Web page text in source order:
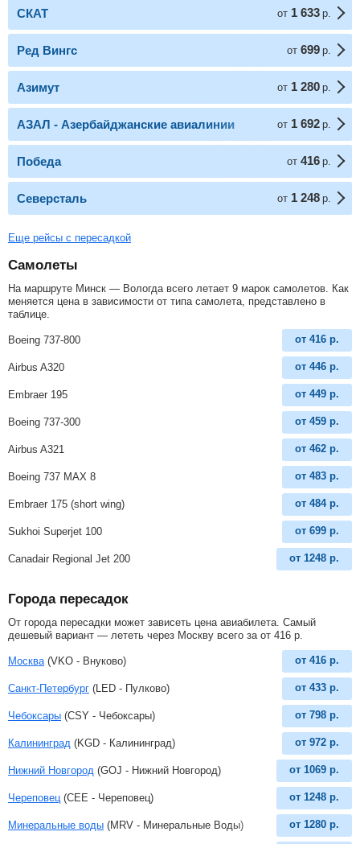
СКАТ от 1 633 р.
Ред Вингс от 699 р.
Азимут от 1 280 р.
АЗАЛ - Азербайджанские авиалинии от 1 692 р.
Победа от 416 р.
Северсталь от 1 248 р.
Еще рейсы с пересадкой
Самолеты
На маршруте Минск — Вологда всего летает 9 марок самолетов. Как
меняется цена в зависимости от типа самолета, представлено в
таблице.
Boeing 737-800 от 416 р.
Airbus A320 от 446 р.
Embraer 195 от 449 р.
Boeing 737-300 от 459 р.
Airbus A321 от 462 р.
Boeing 737 MAX 8 от 483 р.
Embraer 175 (short wing) от 484 р.
Sukhoi Superjet 100 от 699 р.
Canadair Regional Jet 200 от 1248 р.
Города пересадок
От города пересадки может зависеть цена авиабилета. Самый
дешевый вариант — лететь через Москву всего за от 416 р
Москва (VKO - Внуково) от 416 р.
Санкт-Петербург (LED - Пулково) от 433 р.
Чебоксары (CSY - Чебоксары) от 798 р.
Калининград (KGD - Калининград) от 972 р.
Нижний Новгород (GOJ - Нижний Новгород) от 1069 р.
Череповец (CEE - Череповец) от 1248 р.
Минеральные воды (MRV - Минеральные Воды) от 1280 р.